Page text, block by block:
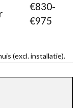
€830-
€975
(excl. installatie).